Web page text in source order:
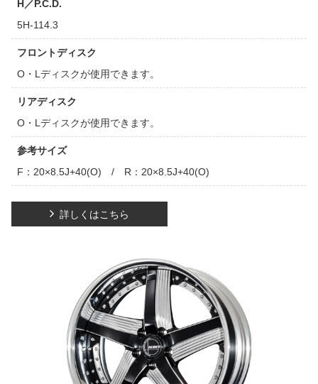
H／P.C.D.
5H-114.3
フロントディスク
O・Lディスクが使用できます。
リアディスク
O・Lディスクが使用できます。
参考サイズ
F：20×8.5J+40(O) / R：20×8.5J+40(O)
詳しくはこちら